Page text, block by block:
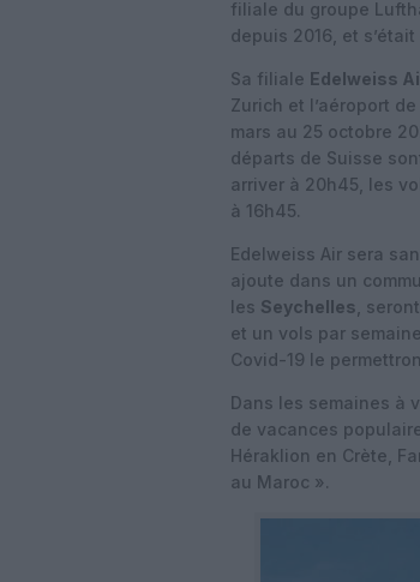
filiale du groupe
depuis 2016, et
Sa filiale Edelweiss
Zurich et l’aéroport de
mars au 25 octobre
départs de Suisse
arriver à 20h45, les
à 16h45.
Edelweiss Air sera
ajoute dans un
les Seychelles ,
et un vols par
Covid-19 le
Dans les semaines à
de vacances
Héraklion en Crète,
au Maroc ».